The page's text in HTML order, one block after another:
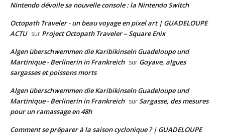
Nintendo dévoile sa nouvelle console : la Nintendo Switch
Octopath Traveler - un beau voyage en pixel art | GUADELOUPE
ACTU sur Project Octopath Traveler – Square Enix
Algen überschwemmen die Karibikinseln Guadeloupe und
Martinique - Berlinerin in Frankreich sur Goyave, algues
sargasses et poissons morts
Algen überschwemmen die Karibikinseln Guadeloupe und
Martinique - Berlinerin in Frankreich surSargasse, des mesures
pour un ramassage en 48h
Comment se préparer à la saison cyclonique ? | GUADELOUPE